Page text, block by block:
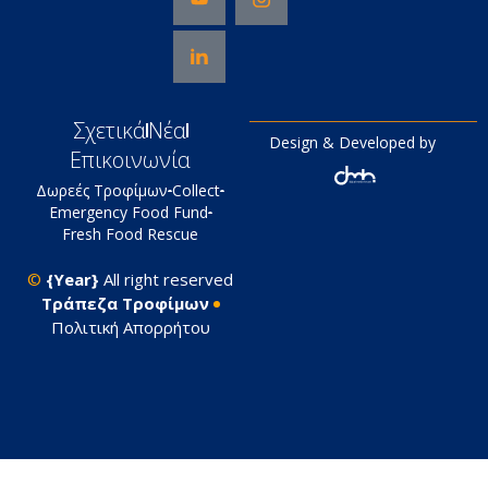
ΣχετικάΝέα
Επικοινωνία
Δωρεές Τροφίμων Collect
Emergency Food Fund
Fresh Food Rescue
© {Year} All right reserved
Tράπεζα Τροφίμων
Πολιτική Απορρήτου
Design & Developed by